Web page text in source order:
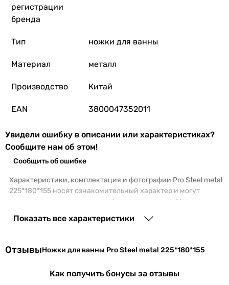
регистрации
бренда
Тип ножки для ванны
Материал металл
Производство Китай
EAN 3800047352011
Увидели ошибку в описании или характеристиках?
Сообщите нам об этом!
Сообщить об ошибке
Характеристики, комплектация и фотографии Pro Steel metal
225*180*155 носят ознакомительный характер и могут
изменяться производителем без уведомления. Магазин не
производителем.
Показать все характеристики
ОтзывыНожки для ванны Pro Steel metal 225*180*155
Как получить бонусы за отзывы